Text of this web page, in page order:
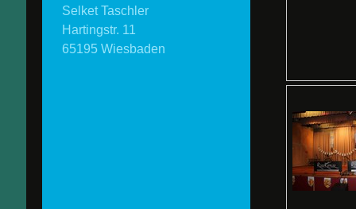
Selket Taschler
Hartingstr. 11
65195 Wiesbaden